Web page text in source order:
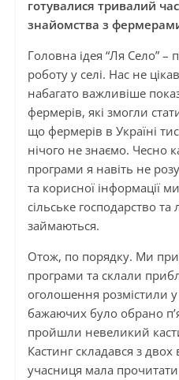
готувалися тривалий
знайомства з
Головна ідея “Ля Село” –
роботу у селі. Нас не
набагато важливіше
фермерів, які змогли
що фермерів в Україні
нічого не знаємо. Чесно
програми я навіть не
та корисної інформації
сільське господарство
займаються.
Отож, по порядку. Ми
програми та склали
оголошення розмістили у
бажаючих було обрано
пройшли невеликий
Кастинг складався з
учасниця мала